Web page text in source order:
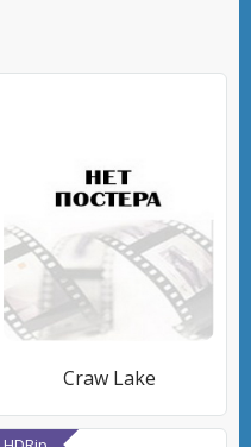
Craw Lake